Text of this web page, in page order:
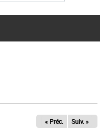
« Préc. Suiv. »